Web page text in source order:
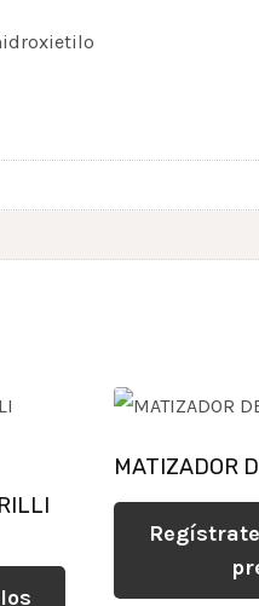
MATIZADOR